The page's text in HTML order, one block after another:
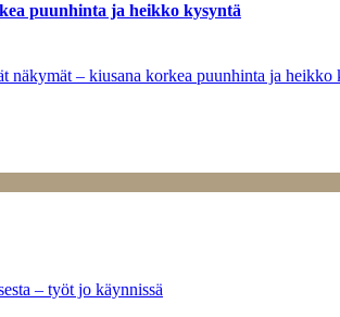
puunhinta ja heikko kysyntä
näkymät – kiusana korkea puunhinta ja heikko
– työt jo käynnissä